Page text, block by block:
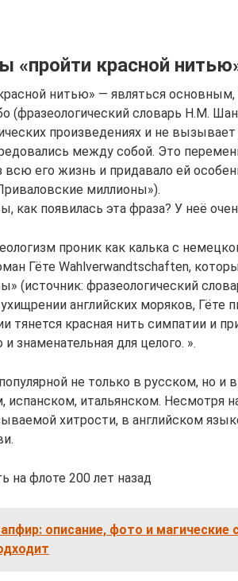
«пройти красной
нитью» — являться основным,
(фразеологический словарь Н.М.
произведениях и не
между собой. Это
всю его жизнь и придавало ей
миллионы»).
как появилась эта фраза? У неё
проник как калька с
Гёте Wahlverwandtschaften,
(источник: фразеологический
английских моряков, Гёте
тянется красная нить симпатии и
знаменательная для целого. ».
не только в русском, но и
испанском, итальянском. Несмотря
хитрости, в английском
на флоте 200 лет назад
описание, фото и магические